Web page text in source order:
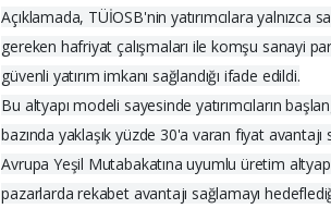
Açıklamada, TÜİOSB'nin yatırımcılara
gereken hafriyat çalışmaları ile komşu sanayi
güvenli yatırım imkanı sağlandığı ifade edildi.
Bu altyapı modeli sayesinde yatırımcıların
bazında yaklaşık yüzde 30'a varan fiyat
Avrupa Yeşil Mutabakatına uyumlu üretim
pazarlarda rekabet avantajı sağlamayı